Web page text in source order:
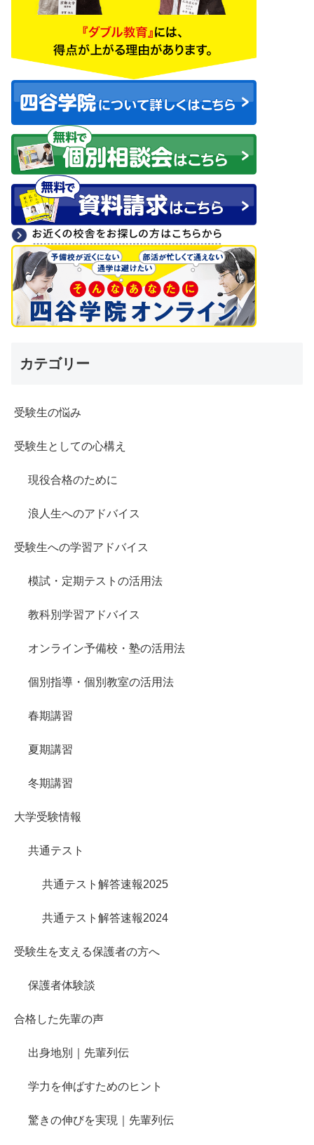
カテゴリー
受験生の悩み
受験生としての心構え
現役合格のために
浪人生へのアドバイス
受験生への学習アドバイス
模試・定期テストの活用法
教科別学習アドバイス
オンライン予備校・塾の活用法
個別指導・個別教室の活用法
春期講習
夏期講習
冬期講習
大学受験情報
共通テスト
共通テスト解答速報2025
共通テスト解答速報2024
受験生を支える保護者の方へ
保護者体験談
合格した先輩の声
出身地別｜先輩列伝
学力を伸ばすためのヒント
驚きの伸びを実現｜先輩列伝